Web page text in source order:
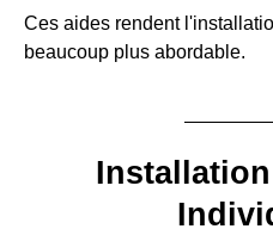
Ces aides rendent
beaucoup plus abordable.